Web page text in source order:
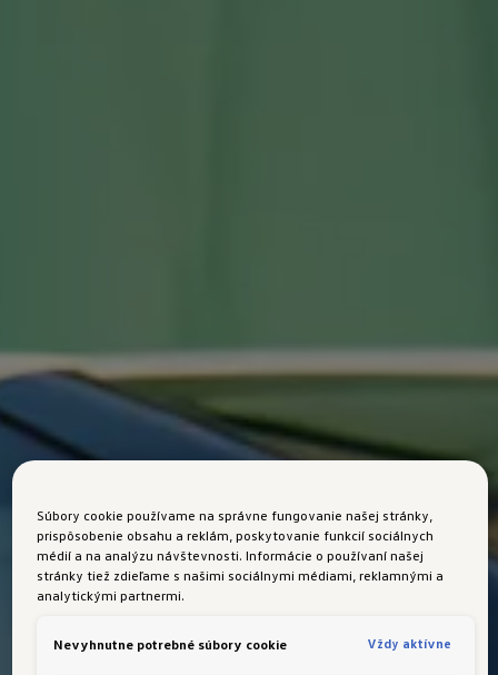
Súbory cookie používame na správne fungovanie našej stránky,
prispôsobenie obsahu a reklám, poskytovanie funkcií sociálnych
médií a na analýzu návštevnosti. Informácie o používaní našej
stránky tiež zdieľame s našimi sociálnymi médiami, reklamnými a
analytickými partnermi.
Nevyhnutne potrebné súbory cookie Vždy aktívne